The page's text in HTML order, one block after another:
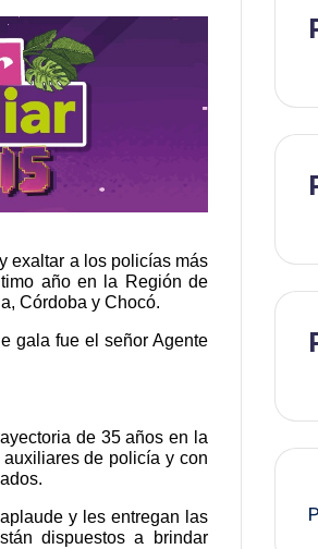
exaltar a los policías más
año en la Región de
Córdoba y Chocó.
gala fue el señor Agente
de 35 años en la
de policía y con
y les entregan las
dispuestos a brindar